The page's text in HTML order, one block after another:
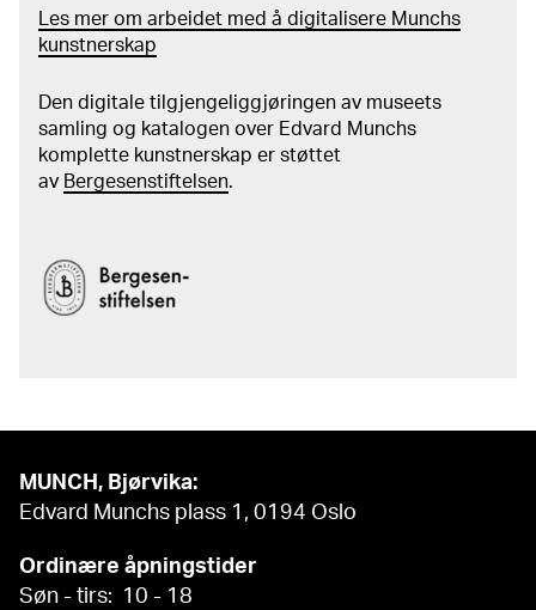
Les mer om arbeidet med å digitalisere Munchs
kunstnerskap
Den digitale tilgjengeliggjøringen av museets
samling og katalogen over Edvard Munchs
komplette kunstnerskap er støttet
av Bergesenstiftelsen.
MUNCH, Bjørvika:
Edvard Munchs plass 1, 0194 Oslo
Ordinære åpningstider
Søn - tirs: 10 - 18